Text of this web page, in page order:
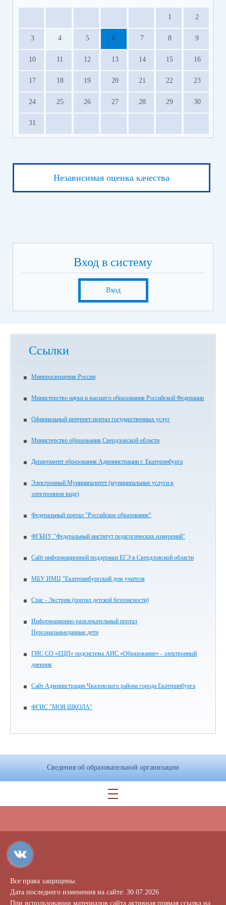
1 2
3 4 5 6 7 8 9
10 11 12 13 14 15 16
17 18 19 20 21 22 23
24 25 26 27 28 29 30
31
Независимая оценка качества
Вход в систему
Вход
Ссылки
Минпросвещения России
Министерство науки и высшего образования Российской Федерации
Официальный интернет-портал государственных услуг
Министерство образования Свердловской области
Департамент образования Администрации г. Екатеринбурга
Электронный Муниципалитет (муниципальные услуги в
электронном виде)
Федеральный портал "Российское образование"
ФГБНУ "Федеральный институт педагогических измерений"
Сайт информационной поддержки ЕГЭ в Свердловской области
МБУ ИМЦ "Екатеринбургский дом учителя
Спас - Экстрим (портал детской безопасности)
Информационно-развлекательный портал
Персональныеданные.дети
ГИС СО «ЕЦП» подсистема АИС «Образование» - электронный
дневник
Сайт Администрации Чкаловского района города Екатеринбурга
ФГИС "МОЯ ШКОЛА"
Сведения об образовательной организации
Все права защищены.
Дата последнего изменения на сайте: 30.07.2026
При использовании материалов сайта активная прямая ссылка на